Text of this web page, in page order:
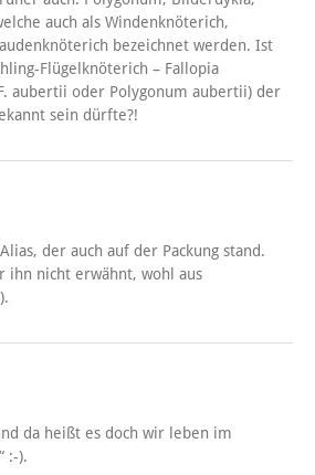
auch als Windenknöterich,
bezeichnet werden. Ist
Flügelknöterich – Fallopia
aubertii oder Polygonum aubertii) der
sein dürfte?!
der auch auf der Packung stand.
ihn nicht erwähnt, wohl aus
da heißt es doch wir leben im
:-).